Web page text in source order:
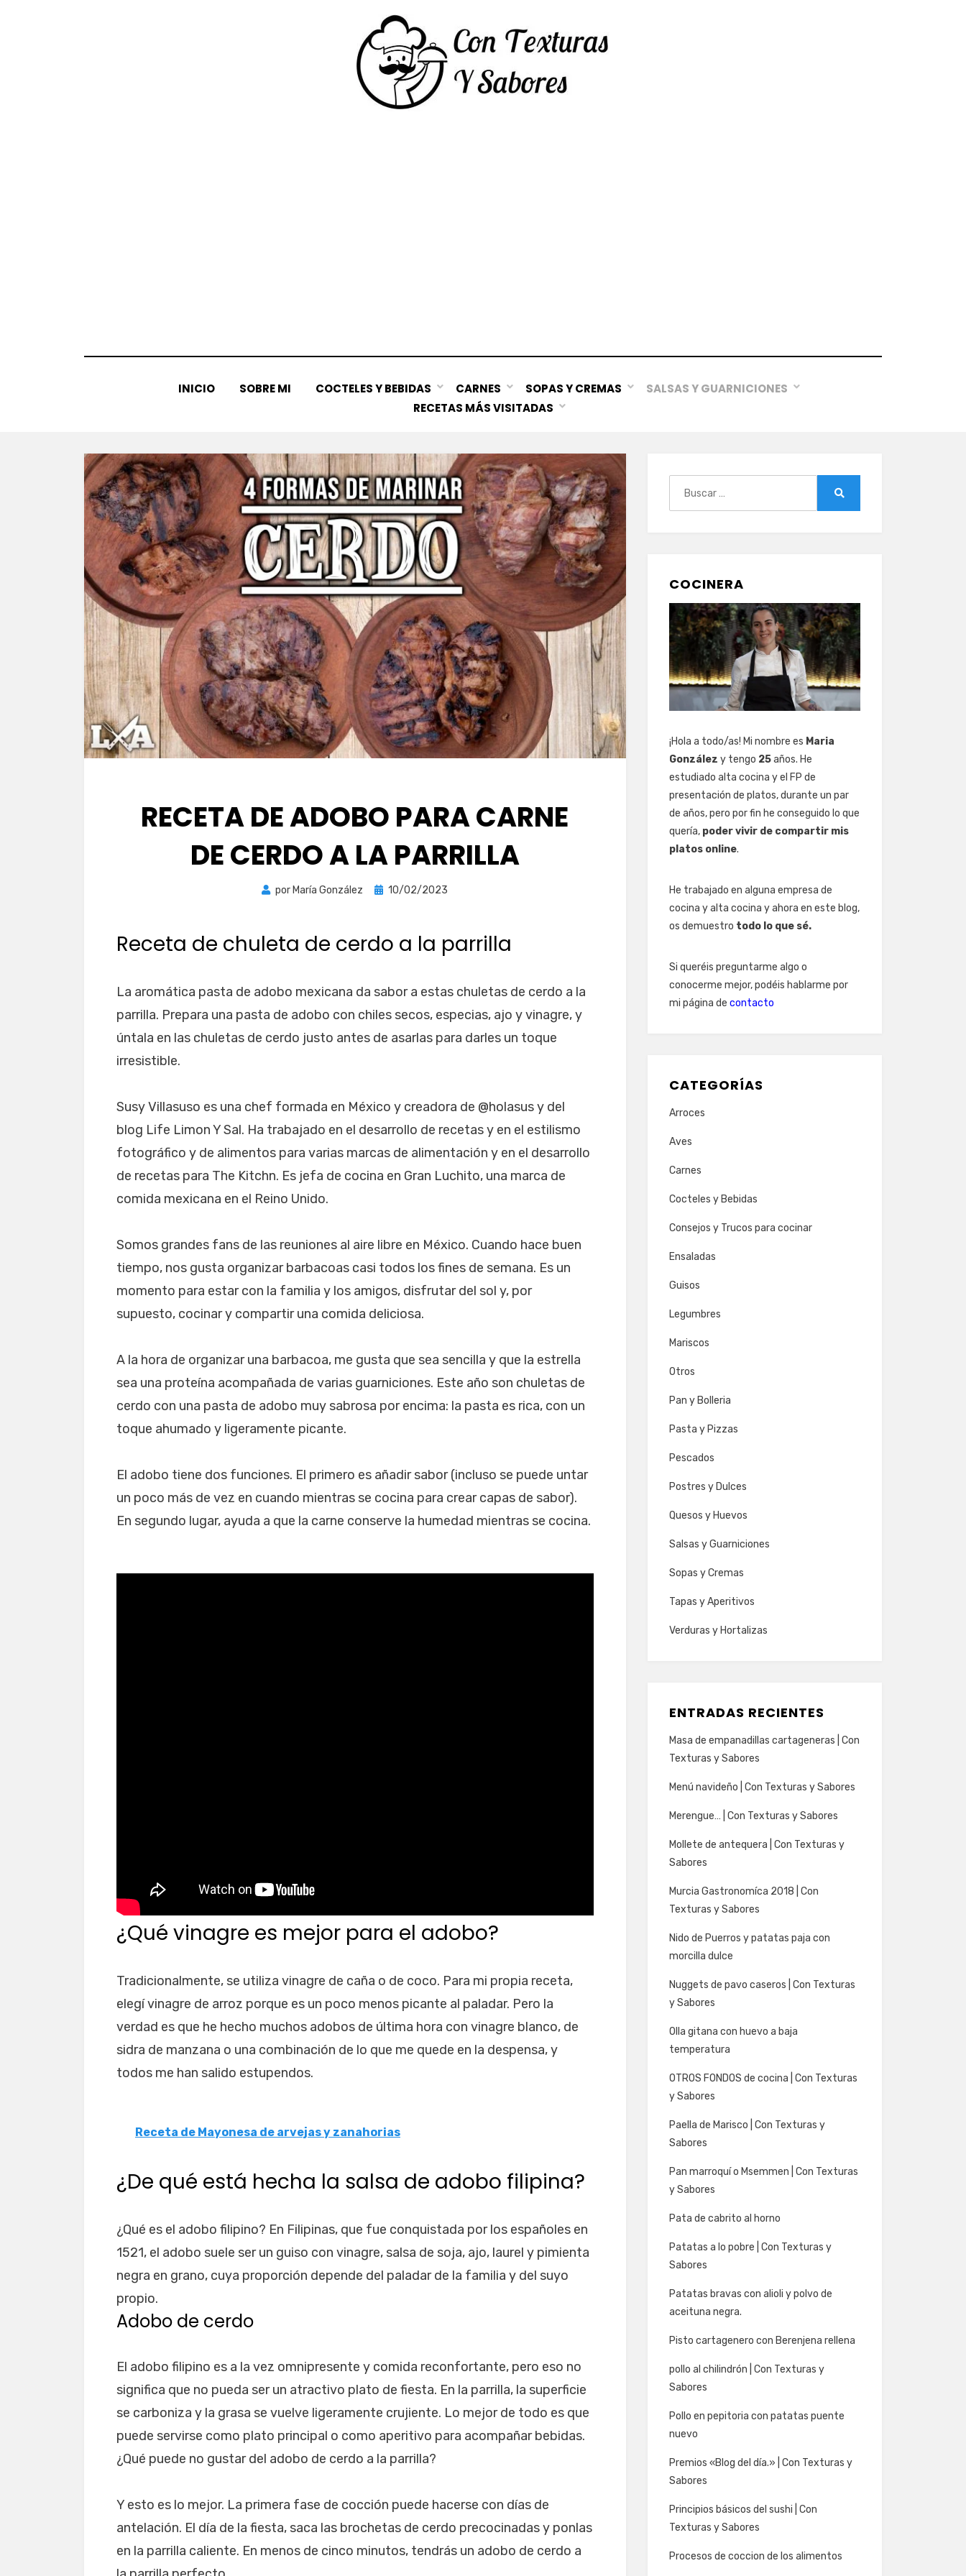
INICIO SOBRE MI COCTELES Y BEBIDAS CARNES SOPAS Y CREMAS
SALSAS Y GUARNICIONES
RECETAS MÁS VISITADAS
RECETA DE ADOBO PARA CARNE
DE CERDO A LA PARRILLA
por María González
Publicada
10/02/2023
Receta de chuleta de cerdo a la parrilla
La aromática pasta de adobo mexicana da sabor a estas chuletas de cerdo a la
parrilla. Prepara una pasta de adobo con chiles secos, especias, ajo y vinagre, y
úntala en las chuletas de cerdo justo antes de asarlas para darles un toque
irresistible.
Susy Villasuso es una chef formada en México y creadora de @holasus y del
blog Life Limon Y Sal. Ha trabajado en el desarrollo de recetas y en el estilismo
fotográfico y de alimentos para varias marcas de alimentación y en el desarrollo
de recetas para The Kitchn. Es jefa de cocina en Gran Luchito, una marca de
comida mexicana en el Reino Unido.
Somos grandes fans de las reuniones al aire libre en México. Cuando hace buen
tiempo, nos gusta organizar barbacoas casi todos los fines de semana. Es un
momento para estar con la familia y los amigos, disfrutar del sol y, por
supuesto, cocinar y compartir una comida deliciosa.
A la hora de organizar una barbacoa, me gusta que sea sencilla y que la estrella
sea una proteína acompañada de varias guarniciones. Este año son chuletas de
cerdo con una pasta de adobo muy sabrosa por encima: la pasta es rica, con un
toque ahumado y ligeramente picante.
El adobo tiene dos funciones. El primero es añadir sabor (incluso se puede untar
un poco más de vez en cuando mientras se cocina para crear capas de sabor).
En segundo lugar, ayuda a que la carne conserve la humedad mientras se cocina.
¿Qué vinagre es mejor para el adobo?
Tradicionalmente, se utiliza vinagre de caña o de coco. Para mi propia receta,
elegí vinagre de arroz porque es un poco menos picante al paladar. Pero la
verdad es que he hecho muchos adobos de última hora con vinagre blanco, de
sidra de manzana o una combinación de lo que me quede en la despensa, y
todos me han salido estupendos.
Receta de Mayonesa de arvejas y zanahorias
¿De qué está hecha la salsa de adobo filipina?
¿Qué es el adobo filipino? En Filipinas, que fue conquistada por los españoles en
1521, el adobo suele ser un guiso con vinagre, salsa de soja, ajo, laurel y pimienta
negra en grano, cuya proporción depende del paladar de la familia y del suyo
propio.
Adobo de cerdo
El adobo filipino es a la vez omnipresente y comida reconfortante, pero eso no
significa que no pueda ser un atractivo plato de fiesta. En la parrilla, la superficie
se carboniza y la grasa se vuelve ligeramente crujiente. Lo mejor de todo es que
puede servirse como plato principal o como aperitivo para acompañar bebidas.
¿Qué puede no gustar del adobo de cerdo a la parrilla?
Y esto es lo mejor. La primera fase de cocción puede hacerse con días de
antelación. El día de la fiesta, saca las brochetas de cerdo precocinadas y ponlas
en la parrilla caliente. En menos de cinco minutos, tendrás un adobo de cerdo a
COCINERA
¡Hola a todo/as! Mi nombre es Maria
González y tengo 25años. He
estudiado alta cocina y el FP de
presentación de platos, durante un par
de años, pero por fin he conseguido lo que
quería, poder vivir de compartir mis
platos online.
He trabajado en alguna empresa de
cocina y alta cocina y ahora en este blog,
os demuestro todo lo que sé.
Si queréis preguntarme algo o
conocerme mejor, podéis hablarme por
mi página de contacto
CATEGORÍAS
Arroces
Aves
Carnes
Cocteles y Bebidas
Consejos y Trucos para cocinar
Ensaladas
Guisos
Legumbres
Mariscos
Otros
Pan y Bolleria
Pasta y Pizzas
Pescados
Postres y Dulces
Quesos y Huevos
Salsas y Guarniciones
Sopas y Cremas
Tapas y Aperitivos
Verduras y Hortalizas
ENTRADAS RECIENTES
Masa de empanadillas cartageneras | Con
Texturas y Sabores
Menú navideño | Con Texturas y Sabores
Merengue… | Con Texturas y Sabores
Mollete de antequera | Con Texturas y
Sabores
Murcia Gastronomíca 2018 | Con
Texturas y Sabores
Nido de Puerros y patatas paja con
morcilla dulce
Nuggets de pavo caseros | Con Texturas
y Sabores
Olla gitana con huevo a baja
temperatura
OTROS FONDOS de cocina | Con Texturas
y Sabores
Paella de Marisco | Con Texturas y
Sabores
Pan marroquí o Msemmen | Con Texturas
y Sabores
Pata de cabrito al horno
Patatas a lo pobre | Con Texturas y
Sabores
Patatas bravas con alioli y polvo de
aceituna negra.
Pisto cartagenero con Berenjena rellena
pollo al chilindrón | Con Texturas y
Sabores
Pollo en pepitoria con patatas puente
nuevo
Premios «Blog del día.» | Con Texturas y
Sabores
Principios básicos del sushi | Con
Texturas y Sabores
Procesos de coccion de los alimentos